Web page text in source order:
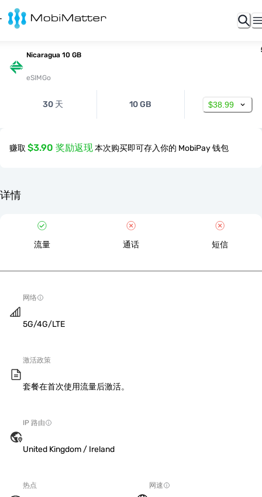
Nicaragua 10 GB
eSIMGo
30 天 10 GB $38.99
赚取 $3.90 奖励返现本次购买即可存入你的 MobiPay 钱包
详情
流量 通话 短信
网络
5G/4G/LTE
激活政策
套餐在首次使用流量后激活。
IP 路由
United Kingdom / Ireland
热点 网速